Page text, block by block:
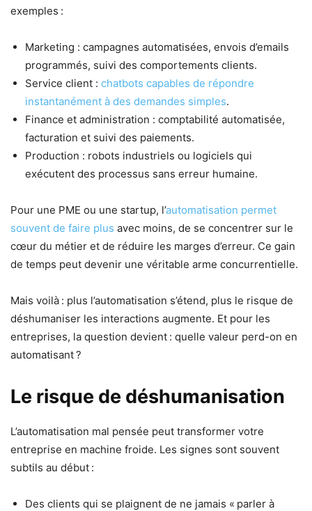
exemples :
Marketing : campagnes automatisées, envois d’emails
programmés, suivi des comportements clients.
Service client : chatbots capables de répondre
instantanément à des demandes simples.
Finance et administration : comptabilité automatisée,
facturation et suivi des paiements.
Production : robots industriels ou logiciels qui
exécutent des processus sans erreur humaine.
Pour une PME ou une startup, l’automatisation permet
souvent de faire plus avec moins, de se concentrer sur le
cœur du métier et de réduire les marges d’erreur. Ce gain
de temps peut devenir une véritable arme concurrentielle.
Mais voilà : plus l’automatisation s’étend, plus le risque de
déshumaniser les interactions augmente. Et pour les
entreprises, la question devient : quelle valeur perd-on en
automatisant ?
Le risque de déshumanisation
L’automatisation mal pensée peut transformer votre
entreprise en machine froide. Les signes sont souvent
subtils au début :
Des clients qui se plaignent de ne jamais « parler à